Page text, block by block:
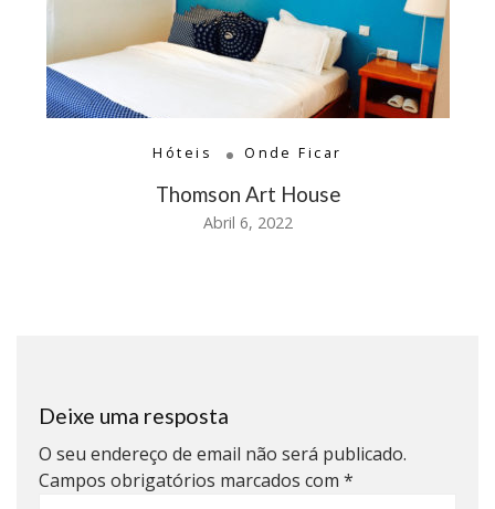
Hóteis Onde Ficar
Thomson Art House
Abril 6, 2022
Deixe uma resposta
O seu endereço de email não será publicado.
Campos obrigatórios marcados com *